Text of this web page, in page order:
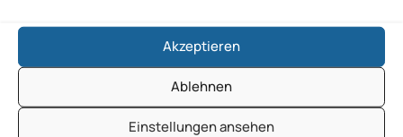
Akzeptieren
Ablehnen
Einstellungen ansehen